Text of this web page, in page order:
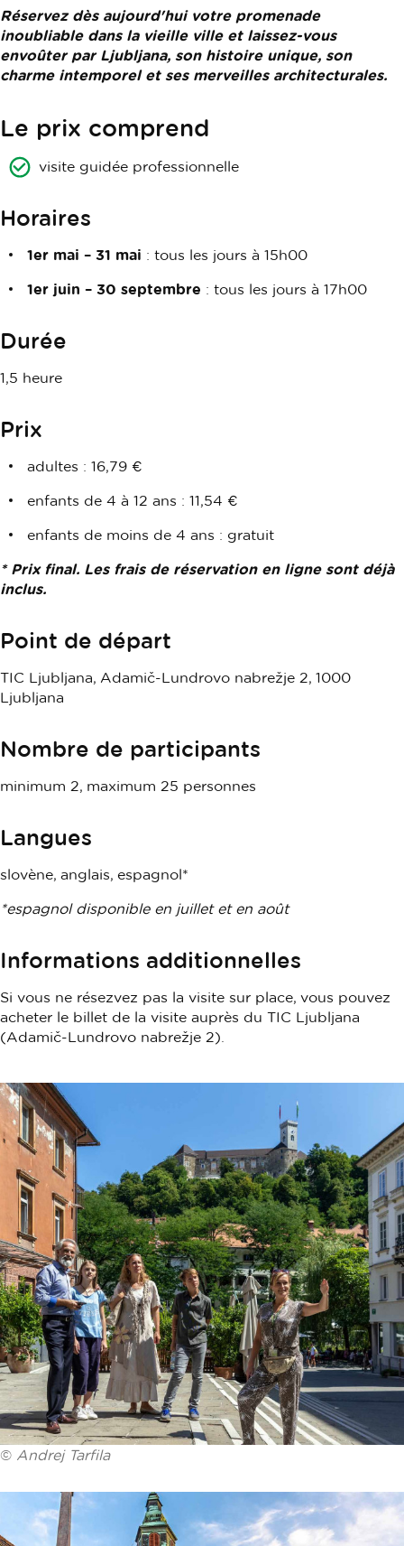
Réservez dès aujourd'hui votre promenade
inoubliable dans la vieille ville et laissez-vous
envoûter par Ljubljana, son histoire unique, son
charme intemporel et ses merveilles architecturales.
Le prix comprend
visite guidée professionnelle
Horaires
1er mai – 31 mai : tous les jours à 15h00
1er juin – 30 septembre : tous les jours à 17h00
Durée
1,5 heure
Prix
adultes : 16,79 €
enfants de 4 à 12 ans : 11,54 €
enfants de moins de 4 ans : gratuit
* Prix final. Les frais de réservation en ligne sont déjà
inclus.
Point de départ
TIC Ljubljana, Adamič-Lundrovo nabrežje 2, 1000
Ljubljana
Nombre de participants
minimum 2, maximum 25 personnes
Langues
slovène, anglais, espagnol*
*espagnol disponible en juillet et en août
Informations additionnelles
Si vous ne résezvez pas la visite sur place, vous pouvez
acheter le billet de la visite auprès du TIC Ljubljana
(Adamič-Lundrovo nabrežje 2).
© Andrej Tarfila